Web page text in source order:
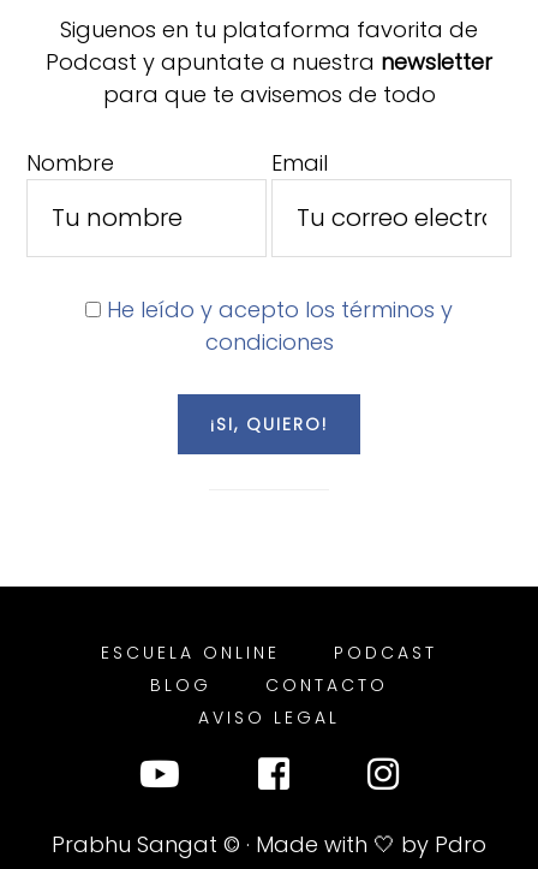
Siguenos en tu plataforma favorita de
Podcast y apuntate a nuestra newsletter
para que te avisemos de todo
Nombre Email
He leído y acepto los términos y
condiciones
ESCUELA ONLINE
PODCAST
BLOG
CONTACTO
AVISO LEGAL
Prabhu Sangat © · Made with 🤍 by Pdro